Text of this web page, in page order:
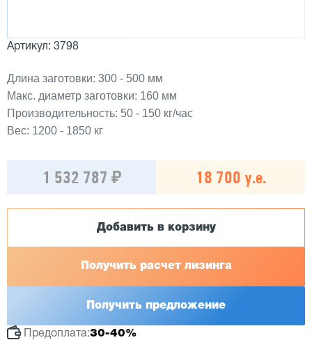
Артикул: 3798
Длина заготовки: 300 - 500 мм
Макс. диаметр заготовки: 160 мм
Производительность: 50 - 150 кг/час
Вес: 1200 - 1850 кг
1 532 787 ₽ 18 700 у.е.
Добавить в корзину
Получить расчет лизинга
Получить предложение
Предоплата:30-40%